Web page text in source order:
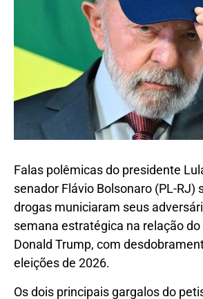
Falas polêmicas do presidente
senador Flávio Bolsonaro (PL-RJ)
drogas municiaram seus
semana estratégica na relação do
Donald Trump, com
eleições de 2026.
Os dois principais gargalos do